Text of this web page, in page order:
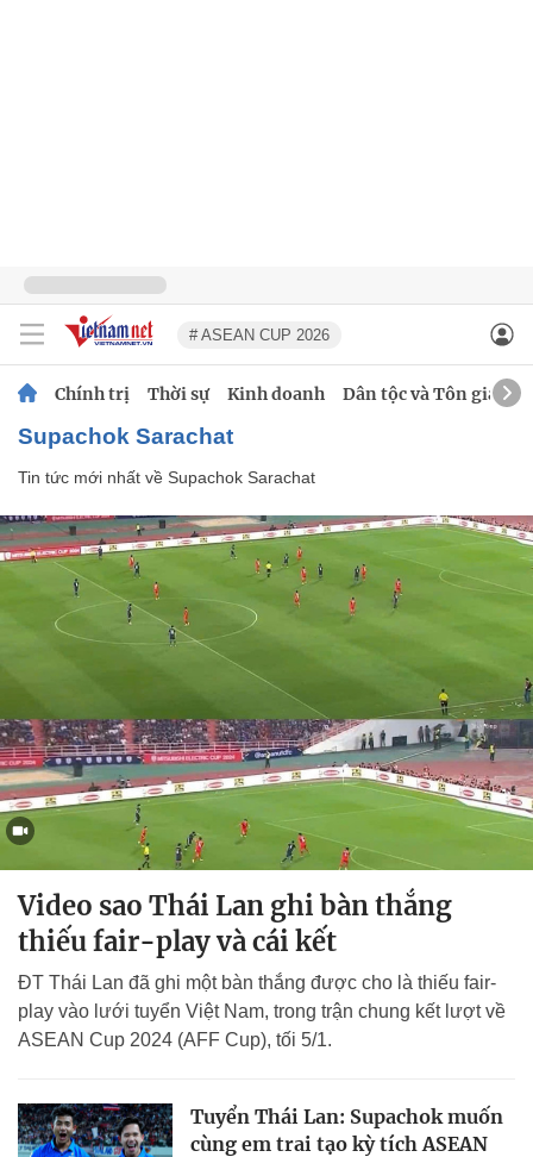
# ASEAN CUP 2026
Chính trị Thời sự Kinh doanh Dân tộc và Tôn giáo
Supachok Sarachat
Tin tức mới nhất về Supachok Sarachat
Video sao Thái Lan ghi bàn thắng
thiếu fair-play và cái kết
ĐT Thái Lan đã ghi một bàn thắng được cho là thiếu fair-
play vào lưới tuyển Việt Nam, trong trận chung kết lượt về
ASEAN Cup 2024 (AFF Cup), tối 5/1.
Tuyển Thái Lan: Supachok muốn
cùng em trai tạo kỳ tích ASEAN